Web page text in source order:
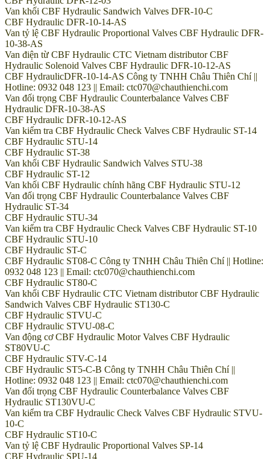
Van khối CBF Hydraulic Sandwich Valves DFR-10-C
CBF Hydraulic DFR-10-14-AS
Van tỷ lệ CBF Hydraulic Proportional Valves CBF Hydraulic DFR-
10-38-AS
Van điện từ CBF Hydraulic CTC Vietnam distributor CBF
Hydraulic Solenoid Valves CBF Hydraulic DFR-10-12-AS
CBF HydraulicDFR-10-14-AS Công ty TNHH Châu Thiên Chí ||
Hotline: 0932 048 123 || Email: ctc070@chauthienchi.com
Van đối trọng CBF Hydraulic Counterbalance Valves CBF
Hydraulic DFR-10-38-AS
CBF Hydraulic DFR-10-12-AS
Van kiểm tra CBF Hydraulic Check Valves CBF Hydraulic ST-14
CBF Hydraulic STU-14
CBF Hydraulic ST-38
Van khối CBF Hydraulic Sandwich Valves STU-38
CBF Hydraulic ST-12
Van khối CBF Hydraulic chính hãng CBF Hydraulic STU-12
Van đối trọng CBF Hydraulic Counterbalance Valves CBF
Hydraulic ST-34
CBF Hydraulic STU-34
Van kiểm tra CBF Hydraulic Check Valves CBF Hydraulic ST-10
CBF Hydraulic STU-10
CBF Hydraulic ST-C
CBF Hydraulic ST08-C Công ty TNHH Châu Thiên Chí || Hotline:
0932 048 123 || Email: ctc070@chauthienchi.com
CBF Hydraulic ST80-C
Van khối CBF Hydraulic CTC Vietnam distributor CBF Hydraulic
Sandwich Valves CBF Hydraulic ST130-C
CBF Hydraulic STVU-C
CBF Hydraulic STVU-08-C
Van động cơ CBF Hydraulic Motor Valves CBF Hydraulic
ST80VU-C
CBF Hydraulic STV-C-14
CBF Hydraulic ST5-C-B Công ty TNHH Châu Thiên Chí ||
Hotline: 0932 048 123 || Email: ctc070@chauthienchi.com
Van đối trọng CBF Hydraulic Counterbalance Valves CBF
Hydraulic ST130VU-C
Van kiểm tra CBF Hydraulic Check Valves CBF Hydraulic STVU-
10-C
CBF Hydraulic ST10-C
Van tỷ lệ CBF Hydraulic Proportional Valves SP-14
CBF Hydraulic SPU-14